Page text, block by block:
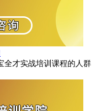
全才实战培训课程的人群